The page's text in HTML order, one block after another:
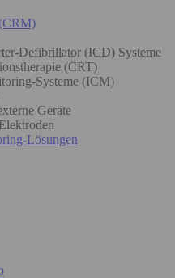
Defibrillator (ICD) Systeme
(CRT)
Systeme (ICM)
Geräte
Lösungen